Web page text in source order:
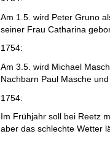
Am 1.5. wird Peter Gruno
seiner Frau Catharina
1754:
Am 3.5. wird Michael
Nachbarn Paul Masche
1754:
Im Frühjahr soll bei Reetz
aber das schlechte Wetter